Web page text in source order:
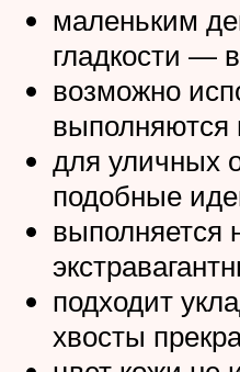
маленьким
гладкости —
возможно
выполняются
для уличных
подобные
выполняется
подходит
хвосты